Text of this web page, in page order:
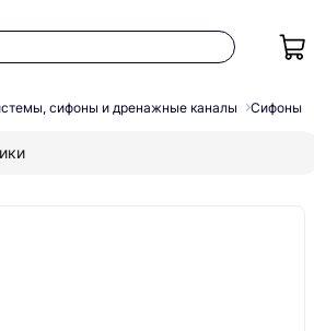
сифоны и дренажные каналы Сифоны